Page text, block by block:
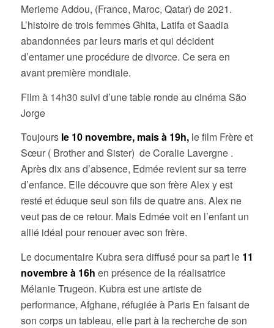
Merieme Addou, (France, Maroc, Qatar) de 2021.
L’histoire de trois femmes Ghita, Latifa et Saadia
abandonnées par leurs maris et qui décident
d’entamer une procédure de divorce. Ce sera en
avant première mondiale.
Film à 14h30 suivi d’une table ronde au cinéma São
Jorge
Toujours le 10 novembre, mais à 19h,le film Frère et
Sœur ( Brother and Sister) de Coralie Lavergne .
Après dix ans d’absence, Edmée revient sur sa terre
d’enfance. Elle découvre que son frère Alex y est
resté et éduque seul son fils de quatre ans. Alex ne
veut pas de ce retour. Mais Edmée voit en l’enfant un
allié idéal pour renouer avec son frère.
Le documentaire Kubra sera diffusé pour sa part le 11
novembre à 16h en présence de la réalisatrice
Mélanie Trugeon. Kubra est une artiste de
performance, Afghane, réfugiée à Paris En faisant de
son corps un tableau, elle part à la recherche de son